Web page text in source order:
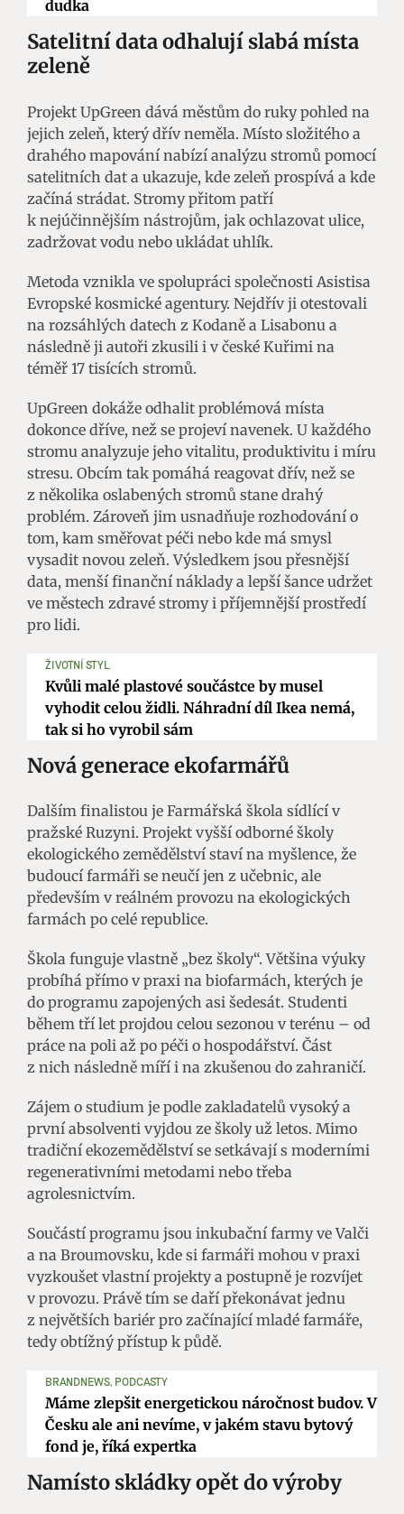
dudka
Satelitní data odhalují slabá místa
zeleně
Projekt UpGreen dává městům do ruky pohled na
jejich zeleň, který dřív neměla. Místo složitého a
drahého mapování nabízí analýzu stromů pomocí
satelitních dat a ukazuje, kde zeleň prospívá a kde
začíná strádat. Stromy přitom patří
k nejúčinnějším nástrojům, jak ochlazovat ulice,
zadržovat vodu nebo ukládat uhlík.
Metoda vznikla ve spolupráci společnosti Asistisa
Evropské kosmické agentury. Nejdřív ji otestovali
na rozsáhlých datech z Kodaně a Lisabonu a
následně ji autoři zkusili i v české Kuřimi na
téměř 17 tisících stromů.
UpGreen dokáže odhalit problémová místa
dokonce dříve, než se projeví navenek. U každého
stromu analyzuje jeho vitalitu, produktivitu i míru
stresu. Obcím tak pomáhá reagovat dřív, než se
z několika oslabených stromů stane drahý
problém. Zároveň jim usnadňuje rozhodování o
tom, kam směřovat péči nebo kde má smysl
vysadit novou zeleň. Výsledkem jsou přesnější
data, menší finanční náklady a lepší šance udržet
ve městech zdravé stromy i příjemnější prostředí
pro lidi.
ŽIVOTNÍ STYL
Kvůli malé plastové součástce by musel
vyhodit celou židli. Náhradní díl Ikea nemá,
tak si ho vyrobil sám
Nová generace ekofarmářů
Dalším finalistou je Farmářská škola sídlící v
pražské Ruzyni. Projekt vyšší odborné školy
ekologického zemědělství staví na myšlence, že
budoucí farmáři se neučí jen z učebnic, ale
především v reálném provozu na ekologických
farmách po celé republice.
Škola funguje vlastně „bez školy“. Většina výuky
probíhá přímo v praxi na biofarmách, kterých je
do programu zapojených asi šedesát. Studenti
během tří let projdou celou sezonou v terénu – od
práce na poli až po péči o hospodářství. Část
z nich následně míří i na zkušenou do zahraničí.
Zájem o studium je podle zakladatelů vysoký a
první absolventi vyjdou ze školy už letos. Mimo
tradiční ekozemědělství se setkávají s moderními
regenerativními metodami nebo třeba
agrolesnictvím.
Součástí programu jsou inkubační farmy ve Valči
a na Broumovsku, kde si farmáři mohou v praxi
vyzkoušet vlastní projekty a postupně je rozvíjet
v provozu. Právě tím se daří překonávat jednu
z největších bariér pro začínající mladé farmáře,
tedy obtížný přístup k půdě.
BRANDNEWS, PODCASTY
Máme zlepšit energetickou náročnost budov. V
Česku ale ani nevíme, v jakém stavu bytový
fond je, říká expertka
Namísto skládky opět do výroby